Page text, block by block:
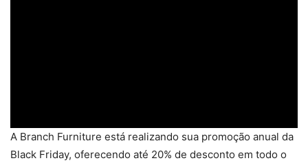
A Branch Furniture está realizando sua promoção anual da
Black Friday, oferecendo até 20% de desconto em todo o